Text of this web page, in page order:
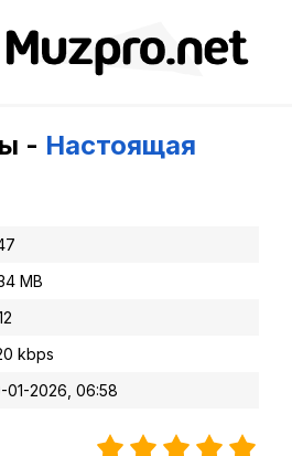
- Настоящая
MB
kbps
01-2026, 06:58